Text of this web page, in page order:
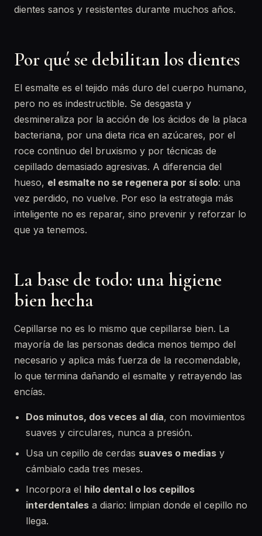
dientes sanos y resistentes durante muchos años.
Por qué se debilitan los dientes
El esmalte es el tejido más duro del cuerpo humano,
pero no es indestructible. Se desgasta y
desmineraliza por la acción de los ácidos de la placa
bacteriana, por una dieta rica en azúcares, por el
roce continuo del bruxismo y por técnicas de
cepillado demasiado agresivas. A diferencia del
hueso, el esmalte no se regenera por sí solo: una
vez perdido, no vuelve. Por eso la estrategia más
inteligente no es reparar, sino prevenir y reforzar lo
que ya tenemos.
La base de todo: una higiene
bien hecha
Cepillarse no es lo mismo que cepillarse bien. La
mayoría de las personas dedica menos tiempo del
necesario y aplica más fuerza de la recomendable,
lo que termina dañando el esmalte y retrayendo las
encías.
Dos minutos, dos veces al día, con movimientos
suaves y circulares, nunca a presión.
Usa un cepillo de cerdas suaves o medias y
cámbialo cada tres meses.
Incorpora el hilo dental o los cepillos
interdentales a diario: limpian donde el cepillo no
llega.